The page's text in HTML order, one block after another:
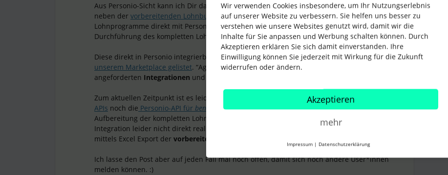
Aus Personio-Sicht kann ich Dir das folgende mitteilen: Personio bietet seinen Kund*innen
neben der vorbereitenden Lohnbuchhaltung im Reiter Gehaltdie Möglichkeit, verschiedene
Lohnprogramme direkt mit Personio zu verknüpfen und ermöglicht so eine reibungslose
Durchführung des kompletten Lohnprozesses.
Diese direkt in Personio integrierbaren Lohnprogramme sindin
unserem Marketplace gelistet. “Agenda” findest dabei unter den
angeforderten Integrationen und kannst Du auch gerne upvoten.
Zum aktuellen Zeitpunkt ist es leider noch so, dass weder die
Personio Personaldaten-
APIs noch die Personio-API für benutzerdefinierte Berichtedie benötigten Informationen zur
Aufbereitung der kompletten Lohnabrechnung bereitstellen kann, weshalb eine solche
Integration leider nicht direkt realisierbar ist. Eventuell kann es über einen Umweg
mittels Excel Export der vorbereitenden Lohnbuchhaltung
Ich lasse den Post aber auf jeden Fall mal noch offen, damit sich noch andere User*innen
melden können. :)
Wir verwenden Cookies insbesondere, um Ihr Nutzungserlebnis
auf unserer Website zu verbessern. Sie helfen uns besser zu
verstehen wie unsere Websites genutzt wird, damit wir die
Inhalte für Sie anpassen und Werbung schalten können. Durch
Akzeptieren erklären Sie sich damit einverstanden. Ihre
Einwilligung können Sie jederzeit mit Wirkung für die Zukunft
widerrufen oder ändern.
Akzeptieren
mehr
Impressum | Datenschutzerklärung